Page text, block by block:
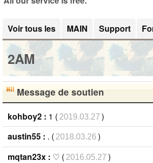
Voir tous les MAIN Support
2AM
Message de soutien
kohboy2 : 1 ( 2019.03.27 )
austin55 : . ( 2018.03.26 )
mqtan23x : ♡ ( 2016.05.27 )